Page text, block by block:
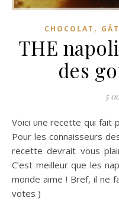
CHOCOLAT ,
THE
des
5
Voici une recette qui fait partie de mes grands classiques !
Pour les connaisseurs
recette devrait vous
C’est meilleur que les
monde aime ! Bref, il ne
votes )